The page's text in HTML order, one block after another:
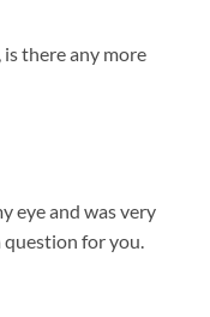
there any more
eye and was very
question for you.